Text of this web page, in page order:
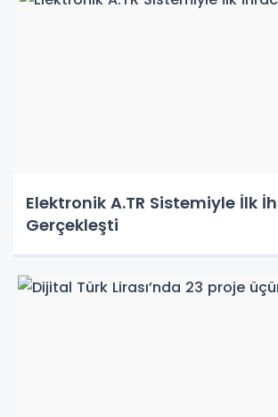
Elektronik A.TR Sistemiyle İlk
Gerçekleşti